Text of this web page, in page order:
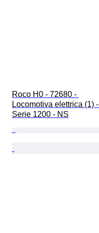
Roco H0 - 72680 -
Locomotiva elettrica (1) -
Serie 1200 - NS